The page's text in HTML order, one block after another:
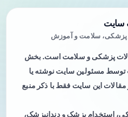
سایت
پزشکی، سلامت و آموزش
پزشکی و سلامت است. بخش
توسط مسئولین سایت نوشته یا
این سایت فقط با ذکر منبع
استخدام پزشک و دندانپزشک،